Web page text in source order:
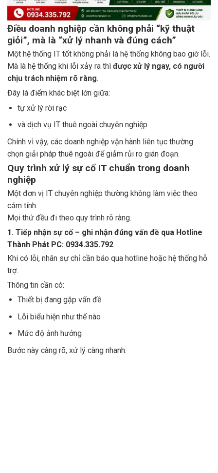
Điều doanh nghiệp cần không phải “kỹ thuật
giỏi”, mà là “xử lý nhanh và đúng cách”
Một hệ thống IT tốt không phải là hệ thống không bao giờ lỗi.
Mà là hệ thống khi lỗi xảy ra thì được xử lý ngay, có người
chịu trách nhiệm rõ ràng.
Đây là điểm khác biệt lớn giữa:
tự xử lý rời rạc
và dịch vụ IT thuê ngoài chuyên nghiệp
Chính vì vậy, các doanh nghiệp vận hành liên tục thường
chọn giải pháp thuê ngoài để giảm rủi ro gián đoạn.
Quy trình xử lý sự cố IT chuẩn trong doanh
nghiệp
Một đơn vị IT chuyên nghiệp thường không làm việc theo
cảm tính.
Mọi thứ đều đi theo quy trình rõ ràng.
1. Tiếp nhận sự cố – ghi nhận đúng vấn đề qua Hotline
Thành Phát PC: 0934.335.792
Khi có lỗi, nhân sự chỉ cần báo qua hotline hoặc hệ thống hỗ
trợ.
Thông tin cần có:
Thiết bị đang gặp vấn đề
Lỗi biểu hiện như thế nào
Mức độ ảnh hưởng
Bước này càng rõ, xử lý càng nhanh.